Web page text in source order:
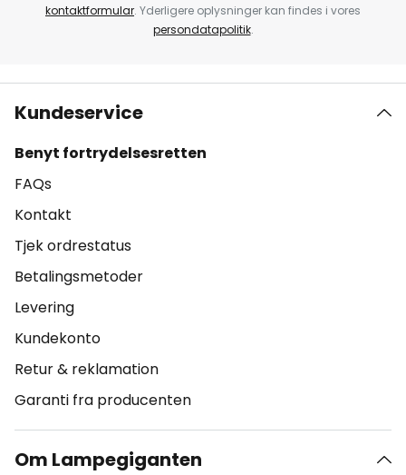
kontaktformular. Yderligere oplysninger kan findes i vores
persondatapolitik.
Kundeservice
Benyt fortrydelsesretten
FAQs
Kontakt
Tjek ordrestatus
Betalingsmetoder
Levering
Kundekonto
Retur & reklamation
Garanti fra producenten
Om Lampegiganten